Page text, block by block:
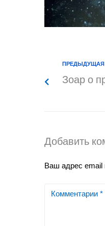
ПРЕДЫДУЩАЯ
Зоар о
Добавить
Ваш адрес email